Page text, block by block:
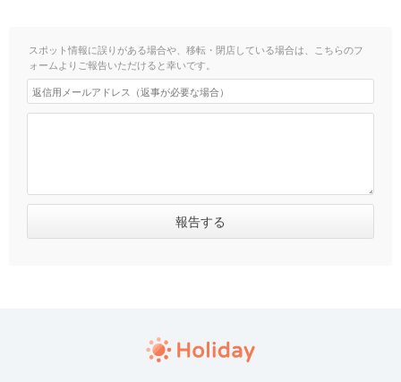
スポット情報に誤りがある場合や、移転・閉店している場合は、こちらのフ
ォームよりご報告いただけると幸いです。